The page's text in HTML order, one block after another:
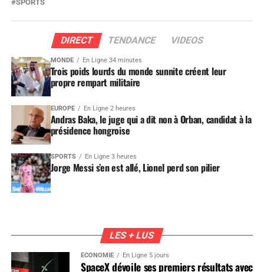
SPORTS
DIRECT TENDANCE VIDEOS
MONDE En Ligne 34 minutes
Trois poids lourds du monde sunnite créent leur
propre rempart militaire
EUROPE En Ligne 2 heures
Andras Baka, le juge qui a dit non à Orban, candidat à la
présidence hongroise
SPORTS En Ligne 3 heures
Jorge Messi s’en est allé, Lionel perd son pilier
LES + LUS
ÉCONOMIE En Ligne 5 jours
SpaceX dévoile ses premiers résultats avec